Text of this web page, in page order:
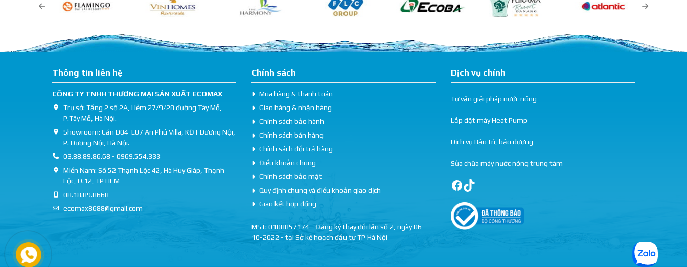
Thông tin liên hệ
CÔNG TY TNHH THƯƠNG MẠI SẢN XUẤT ECOMAX
Trụ sở: Tầng 2 số 2A, Hẻm 27/9/28 đường Tây Mỗ,
P.Tây Mỗ, Hà Nội.
Showroom: Căn D04-L07 An Phú Villa, KĐT Dương Nội,
P. Dương Nội, Hà Nội.
03.88.89.86.68 - 0969.554.333
Miền Nam: Số 52 Thạnh Lộc 42, Hà Huy Giáp, Thạnh
Lộc, Q.12, TP HCM
08.18.89.8668
ecomax8688@gmail.com
Chính sách
Mua hàng & thanh toán
Giao hàng & nhận hàng
Chính sách bảo hành
Chính sách bán hàng
Chính sách đổi trả hàng
Điều khoản chung
Chính sách bảo mật
Quy định chung và điều khoản giao dịch
Giao kết hợp đồng
MST: 0108857174 - Đăng ký thay đổi lần số 2, ngày 06-
10-2022 - tại Sở kế hoạch đầu tư TP Hà Nội
Dịch vụ chính
Tư vấn giải pháp nước nóng
Lắp đặt máy Heat Pump
Dịch vụ Bảo trì, bảo dưỡng
Sửa chữa máy nước nóng trung tâm